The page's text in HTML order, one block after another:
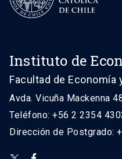
Instituto de
Facultad de Economía
Avda. Vicuña Mackenna
Teléfono: +56 2 2354
Dirección de Postgrado: